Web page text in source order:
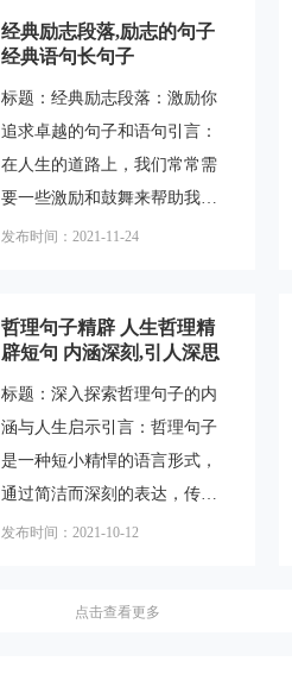
和生活。本文将为您介绍一些
有深度有品味的人生哲理句
子，这些句子值得我们收藏和
反思。一、人生的意义与价值
人生的意义和价值是一个永恒
的话题。以下是一些有深度的
句子，它们能够帮助我们思考
经典励志段落,励志的句子
经典语句长句子
标题：经典励志段落：激励你
追求卓越的句子和语句引言：
在人生的道路上，我们常常需
要一些激励和鼓舞来帮助我们
克服困难，追求卓越。经典励
而深刻的语言，传递着积极向
上的能量，激励着我们勇往直
前。本文将为您解答关于经典
励志段落、励志句子和经典语
句的疑问，并带您领略其中的
魅力。一、经典励志段落的特
点经典励志段落具有以下几个
发布时间：2021-11-24
哲理句子精辟 人生哲理精
辟短句 内涵深刻,引人深思
标题：深入探索哲理句子的内
涵与人生启示引言：哲理句子
是一种短小精悍的语言形式，
通过简洁而深刻的表达，传递
出对人生、社会和人类存在的
发布时间：2021-10-12
点击查看更多